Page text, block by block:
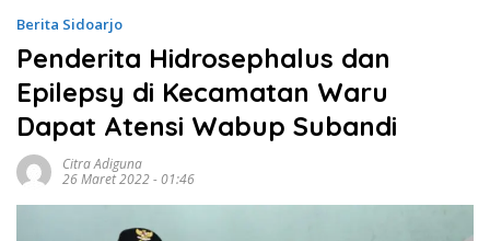
Berita Sidoarjo
Penderita Hidrosephalus dan
Epilepsy di Kecamatan Waru
Dapat Atensi Wabup Subandi
Citra Adiguna
26 Maret 2022 - 01:46